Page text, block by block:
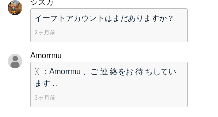
シズカ
イーフトアカウントはまだありますか？
3ヶ月前
Amorrmu
ᚷ ：Amorrmu 、ご 連 絡をお 待 ちしてい
ます . .
3ヶ月前